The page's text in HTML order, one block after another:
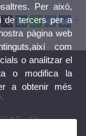
- PI
Per això,
de tercers per a
pàgina web
com
o analitzar el
o modifica la
a obtenir més